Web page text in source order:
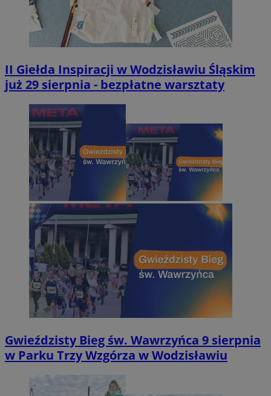
II Giełda Inspiracji w Wodzisławiu Śląskim
już 29 sierpnia - bezpłatne warsztaty
Gwieździsty Bieg św. Wawrzyńca 9 sierpnia
w Parku Trzy Wzgórza w Wodzisławiu